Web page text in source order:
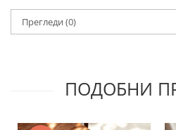
Прегледи (0)
ПОДОБНИ